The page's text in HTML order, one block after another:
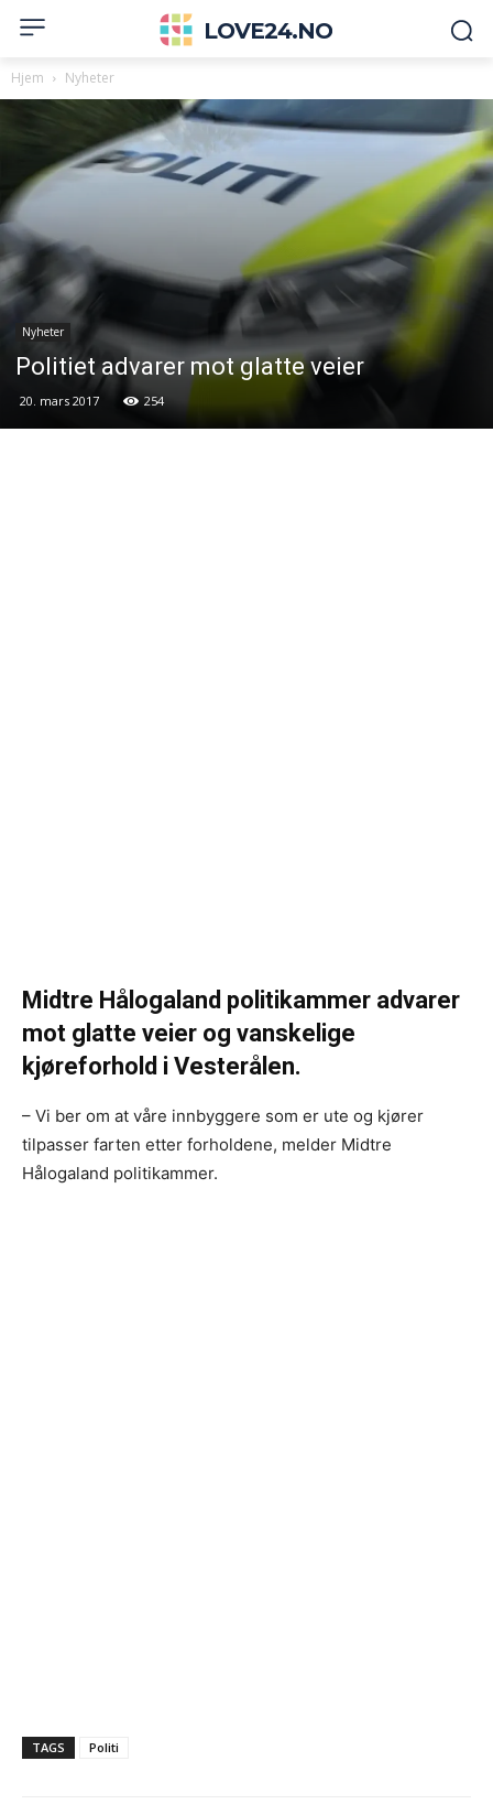
LOVE24.NO
Hjem Nyheter
Nyheter
Politiet advarer mot glatte veier
20. mars 2017 254
Midtre Hålogaland politikammer advarer
mot glatte veier og vanskelige
kjøreforhold i Vesterålen.
– Vi ber om at våre innbyggere som er ute og kjører
tilpasser farten etter forholdene, melder Midtre
Hålogaland politikammer.
TAGS Politi